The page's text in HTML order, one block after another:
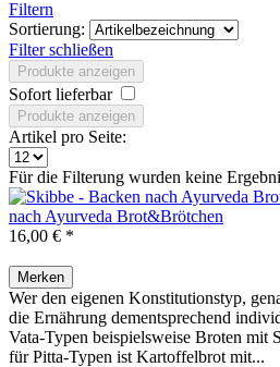
Filtern
Sortierung:
Filter schließen
Produkte anzeigen
Sofort lieferbar
Produkte anzeigen
Artikel pro Seite:
Für die Filterung wurden keine
nach Ayurveda Brot&Brötchen
16,00 € *
Merken
Wer den eigenen Konstitutionstyp,
die Ernährung dementsprechend
Vata-Typen beispielsweise Broten mit
für Pitta-Typen ist Kartoffelbrot mit...